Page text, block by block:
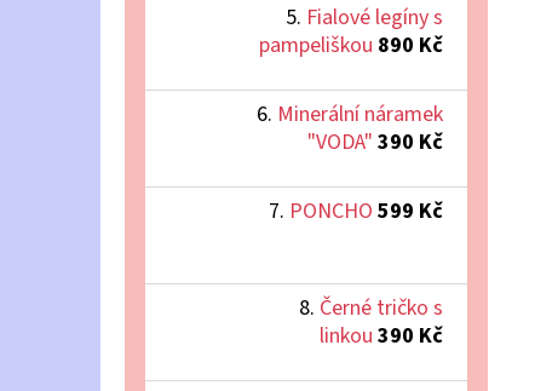
Fialové legíny s
pampeliškou 890 Kč
Minerální náramek
"VODA" 390 Kč
PONCHO 599 Kč
Černé tričko s
linkou 390 Kč